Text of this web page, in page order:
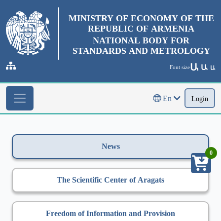
MINISTRY OF ECONOMY OF THE
REPUBLIC OF ARMENIA
NATIONAL BODY FOR
STANDARDS AND METROLOGY
Font sizeԱ Ա Ա
En Login
News
The Scientific Center of Aragats
Freedom of Information and Provision
0